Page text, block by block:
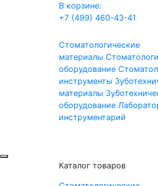
В корзине:
+7 (499) 460-43-41
Стоматологические
материалы
оборудование
инструменты
материалы
оборудование
инструментарий
Каталог товаров